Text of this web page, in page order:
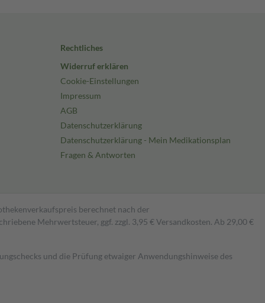
Rechtliches
Widerruf erklären
Cookie-Einstellungen
Impressum
AGB
Datenschutzerklärung
Datenschutzerklärung - Mein Medikationsplan
Fragen & Antworten
berechnet nach der
Mehrwertsteuer, ggf. zzgl. 3,95 € Versandkosten. Ab 29,00 €
und die Prüfung etwaiger Anwendungshinweise des